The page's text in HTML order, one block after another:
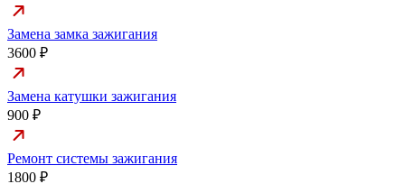
Замена замка зажигания
3600 ₽
Замена катушки зажигания
900 ₽
Ремонт системы зажигания
1800 ₽